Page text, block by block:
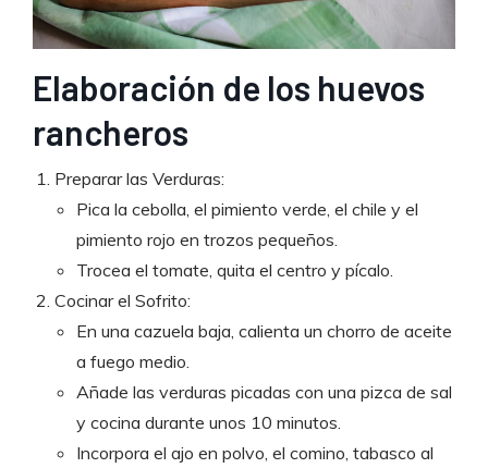
Elaboración de los huevos
rancheros
Preparar las Verduras:
Pica la cebolla, el pimiento verde, el chile y el
pimiento rojo en trozos pequeños.
Trocea el tomate, quita el centro y pícalo.
Cocinar el Sofrito:
En una cazuela baja, calienta un chorro de aceite
a fuego medio.
Añade las verduras picadas con una pizca de sal
y cocina durante unos 10 minutos.
Incorpora el ajo en polvo, el comino, tabasco al